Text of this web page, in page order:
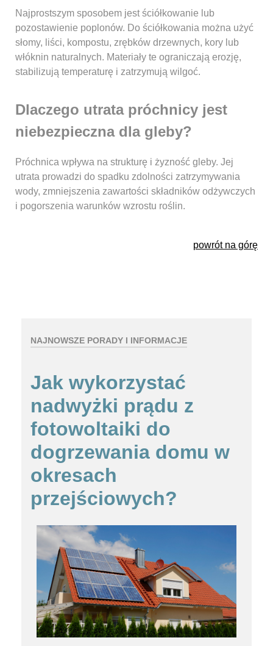
Najprostszym sposobem jest ściółkowanie lub
pozostawienie poplonów. Do ściółkowania można użyć
słomy, liści, kompostu, zrębków drzewnych, kory lub
włóknin naturalnych. Materiały te ograniczają erozję,
stabilizują temperaturę i zatrzymują wilgoć.
Dlaczego utrata próchnicy jest
niebezpieczna dla gleby?
Próchnica wpływa na strukturę i żyzność gleby. Jej
utrata prowadzi do spadku zdolności zatrzymywania
wody, zmniejszenia zawartości składników odżywczych
i pogorszenia warunków wzrostu roślin.
powrót na górę
NAJNOWSZE PORADY I INFORMACJE
Jak wykorzystać
nadwyżki prądu z
fotowoltaiki do
dogrzewania domu w
okresach
przejściowych?